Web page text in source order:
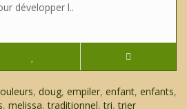
développer l..
, doug, empiler, enfant, enfants,
, melissa,traditionnel,tri,trier